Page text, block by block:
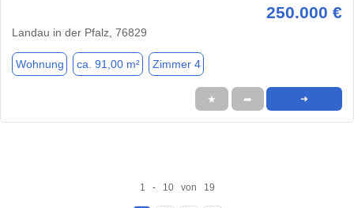
250.000 €
Landau in der Pfalz, 76829
Wohnung ca. 91,00 m² Zimmer 4
★ ➦ ➜
1 - 10 von 19